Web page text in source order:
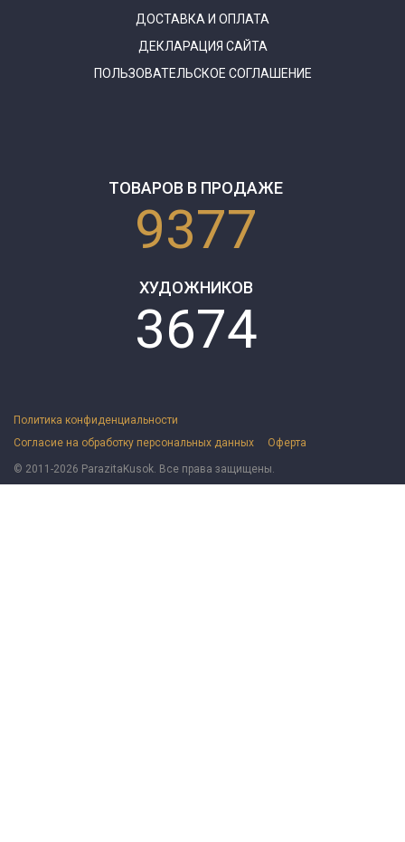
ДОСТАВКА И ОПЛАТА
ДЕКЛАРАЦИЯ САЙТА
ПОЛЬЗОВАТЕЛЬСКОЕ СОГЛАШЕНИЕ
ТОВАРОВ В ПРОДАЖЕ
9377
ХУДОЖНИКОВ
3674
Политика конфиденциальности
Согласие на обработку персональных данных
Оферта
© 2011-2026 ParazitaKusok. Все права защищены.